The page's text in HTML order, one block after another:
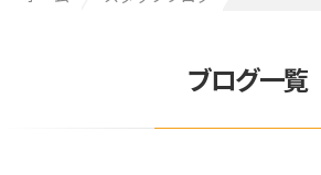
ブログ一覧